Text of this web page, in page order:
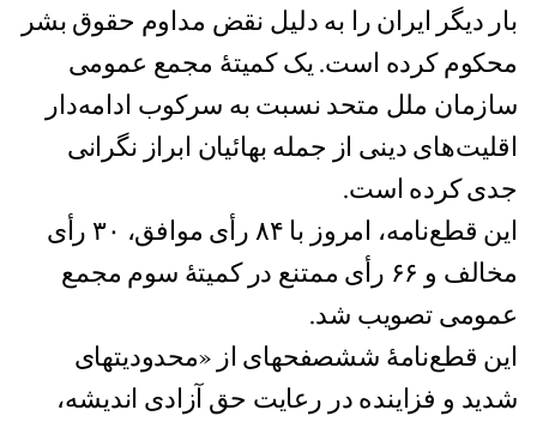
بار دیگر ایران را به دلیل نقض مداوم حقوق بشر
محکوم کرده است. یک کمیتهٔ مجمع عمومی
سازمان ملل متحد نسبت به سرکوب ادامه‌دار
اقلیت‌های دینی از جمله بهائیان ابراز نگرانی
جدی کرده است.
این قطع‌نامه، ‌امروز با ۸۴ رأی موافق، ۳۰ رأی
مخالف و ۶۶ رأی ممتنع در کمیتهٔ سوم مجمع
عمومی تصویب شد.
این قطع‌نامهٔ ششصفحهای از «محدودیتهای
شدید و فزاینده در رعایت حق آزادی اندیشه،